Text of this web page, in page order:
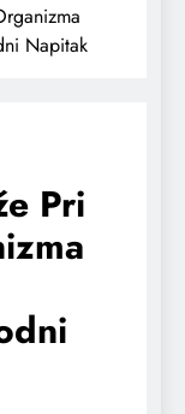
Napitak
Pri